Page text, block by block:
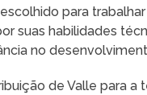
para
suas habilidades
no
de Valle para a